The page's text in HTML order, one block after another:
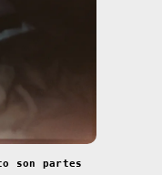
son partes